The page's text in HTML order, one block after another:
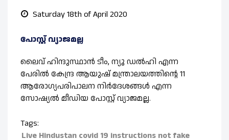
Saturday 18th of April 2020
പോസ്റ്റ് വ്യാജമല്ല
ലൈവ് ഹിന്ദുസ്ഥാന്‍ ടീം, ന്യൂ ഡല്‍ഹി എന്ന
പേരില്‍ കേന്ദ്ര ആയുഷ് മന്ത്രാലയത്തിന്റെ 11
ആരോഗ്യപരിപാലന നിര്‍ദേശങ്ങള്‍ എന്ന
സോഷ്യല്‍ മീഡിയ പോസ്റ്റ് വ്യാജമല്ല.
Tags:
Live Hindustan covid 19 instructions not fake